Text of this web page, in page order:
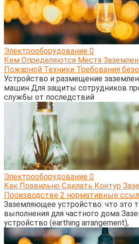
Электрооборудование 0
Кем Определяются Места
Пожарной Техники Требования
Устройство и размещение
машин Для защиты сотрудников
службы от последствий
Электрооборудование 0
Как Правильно Сделать Контур
Производстве 2 нормативные
Заземляющее устройство: что это
выполнения для частного дома
устройство (earthing arrangement),